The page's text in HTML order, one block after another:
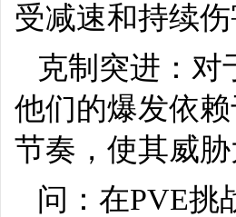
受减速和持续
克制突进：对
他们的爆发依
节奏，使其威胁
问：在PVE挑